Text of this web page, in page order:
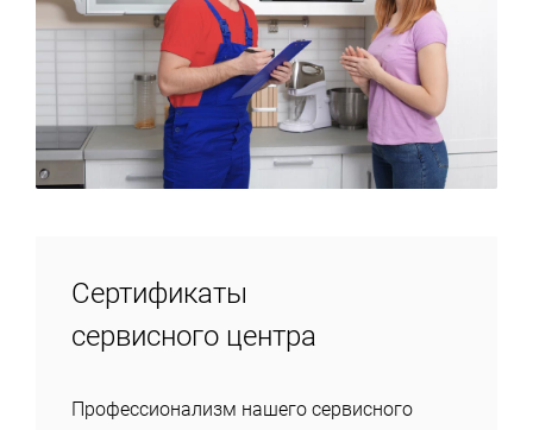
Сертификаты
сервисного центра
Профессионализм нашего сервисного